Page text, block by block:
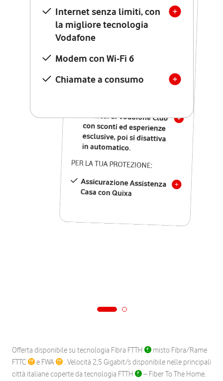
Internet senza limiti, con
la migliore tecnologia
Vodafone
Modem con Wi-Fi 6
Chiamate a consumo
Internet senza limiti, con
la migliore tecnologia
Vodafone
Modem Seven con Wi-Fi 7
Chiamate illimitate verso
numeri fissi e mobili
nazionali
12 mesi di Vodafone Club
con sconti ed esperienze
esclusive, poi si disattiva
in automatico.
PER LA TUA PROTEZIONE:
Assicurazione Assistenza
Casa con Quixa
Offerta disponibile su tecnologia Fibra FTTH
misto Fibra/Rame
FTTC
e FWA
. Velocità 2,5 Gigabit/s disponibile nelle principali
città italiane coperte da tecnologia FTTH
– Fiber To The Home.